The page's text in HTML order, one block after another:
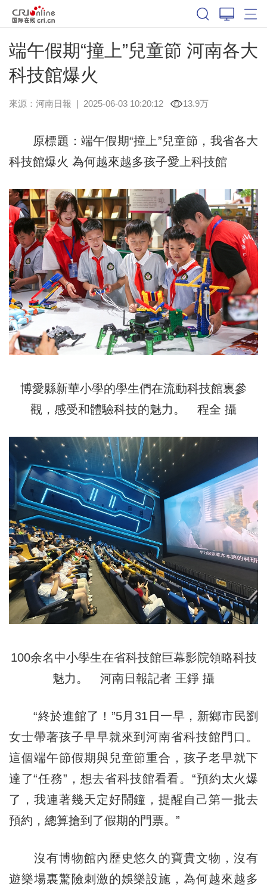
端午假期“撞上”兒童節 河南各大
科技館爆火
來源： 河南日報 | 2025-06-03 10:20:12 13.9万
原標題：端午假期“撞上”兒童節，我省各大
科技館爆火 為何越來越多孩子愛上科技館
博愛縣新華小學的學生們在流動科技館裏參
觀，感受和體驗科技的魅力。 程全 攝
100余名中小學生在省科技館巨幕影院領略科技
魅力。 河南日報記者 王錚 攝
“終於進館了！”5月31日一早，新鄉市民劉
女士帶著孩子早早就來到河南省科技館門口。
這個端午節假期與兒童節重合，孩子老早就下
達了“任務”，想去省科技館看看。“預約太火爆
了，我連著幾天定好鬧鐘，提醒自己第一批去
預約，總算搶到了假期的門票。”
沒有博物館內歷史悠久的寶貴文物，沒有
遊樂場裏驚險刺激的娛樂設施，為何越來越多